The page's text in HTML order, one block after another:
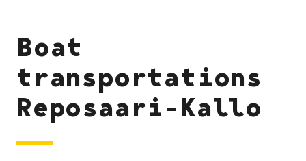
Boat
transportations
Reposaari-Kallo